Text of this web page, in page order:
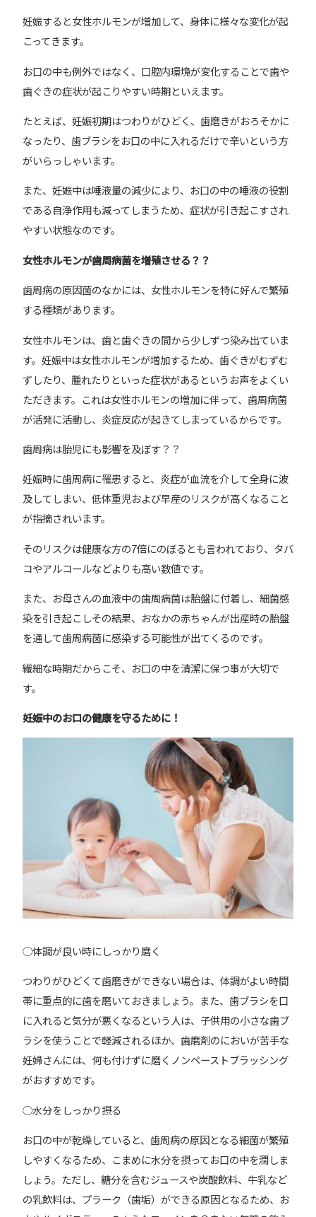
妊娠すると女性ホルモンが増加して、身体に様々な変化が起
こってきます。
お口の中も例外ではなく、口腔内環境が変化することで歯や
歯ぐきの症状が起こりやすい時期といえます。
たとえば、妊娠初期はつわりがひどく、歯磨きがおろそかに
なったり、歯ブラシをお口の中に入れるだけで辛いという方
がいらっしゃいます。
また、妊娠中は唾液量の減少により、お口の中の唾液の役割
である自浄作用も減ってしまうため、症状が引き起こすされ
やすい状態なのです。
女性ホルモンが歯周病菌を増殖させる？？
歯周病の原因菌のなかには、女性ホルモンを特に好んで繁殖
する種類があります。
女性ホルモンは、歯と歯ぐきの間から少しずつ染み出ていま
す。妊娠中は女性ホルモンが増加するため、歯ぐきがむずむ
ずしたり、腫れたりといった症状があるというお声をよくい
ただきます。これは女性ホルモンの増加に伴って、歯周病菌
が活発に活動し、炎症反応が起きてしまっているからです。
歯周病は胎児にも影響を及ぼす？？
妊娠時に歯周病に罹患すると、炎症が血流を介して全身に波
及してしまい、低体重児および早産のリスクが高くなること
が指摘されいます。
そのリスクは健康な方の7倍にのぼるとも言われており、タバ
コやアルコールなどよりも高い数値です。
また、お母さんの血液中の歯周病菌は胎盤に付着し、細菌感
染を引き起こしその結果、おなかの赤ちゃんが出産時の胎盤
を通して歯周病菌に感染する可能性が出てくるのです。
繊細な時期だからこそ、お口の中を清潔に保つ事が大切で
す。
妊娠中のお口の健康を守るために！
◯体調が良い時にしっかり磨く
つわりがひどくて歯磨きができない場合は、体調がよい時間
帯に重点的に歯を磨いておきましょう。また、歯ブラシを口
に入れると気分が悪くなるという人は、子供用の小さな歯ブ
ラシを使うことで軽減されるほか、歯磨剤のにおいが苦手な
妊婦さんには、何も付けずに磨くノンペーストブラッシング
がおすすめです。
◯水分をしっかり摂る
お口の中が乾燥していると、歯周病の原因となる細菌が繁殖
しやすくなるため、こまめに水分を摂ってお口の中を潤しま
しょう。ただし、糖分を含むジュースや炭酸飲料、牛乳など
の乳飲料は、プラーク（歯垢）ができる原因となるため、お